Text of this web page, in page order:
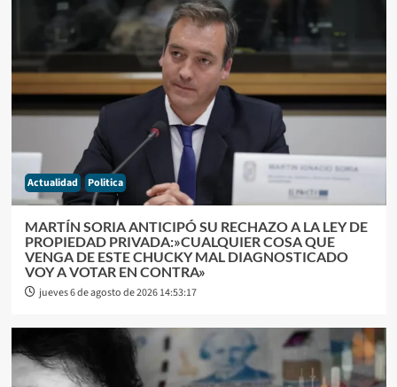
Actualidad Politica
MARTÍN SORIA ANTICIPÓ SU RECHAZO A LA LEY DE
PROPIEDAD PRIVADA:»CUALQUIER COSA QUE
VENGA DE ESTE CHUCKY MAL DIAGNOSTICADO
VOY A VOTAR EN CONTRA»
jueves 6 de agosto de 2026 14:53:17